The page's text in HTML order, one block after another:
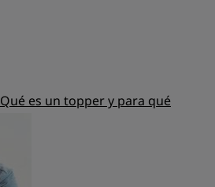
Qué es un topper y para qué